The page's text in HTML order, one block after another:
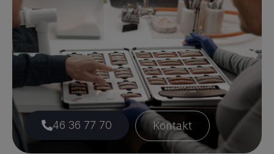
46 36 77 70 Kontakt